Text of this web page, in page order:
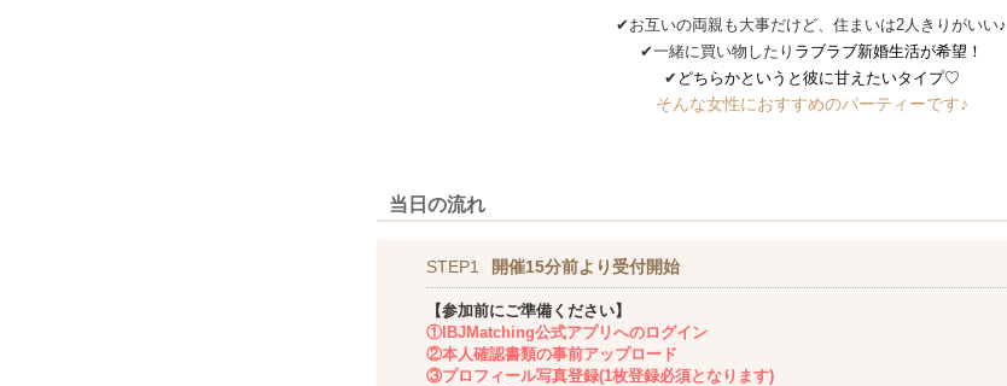
✔お互いの両親も大事だけど、住まいは2人きりがいい♪
✔一緒に買い物したり ラブラブ新婚生活が希望！
✔ どちらかというと彼に甘えたいタイプ♡
そんな女性におすすめのパーティーです♪
当日の流れ
STEP1 開催15分前より受付開始
【参加前にご準備ください】
①IBJMatching公式アプリへのログイン
②本人確認書類の事前アップロード
③プロフィール写真登録(1枚登録必須となります)